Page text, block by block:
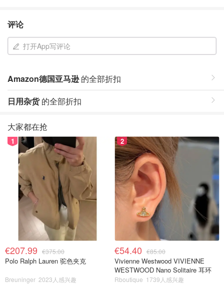
评论
打开App写评论
Amazon德国亚马逊的全部折扣
日用杂货的全部折扣
大家都在抢
1
€207.99 €375.00
Polo Ralph Lauren 驼色夹克
Breuninger 2023人感兴趣
2
€54.40 €85.00
Vivienne Westwood VIVIENNE
WESTWOOD Nano Solitaire 耳环
Rboutique 1739人感兴趣